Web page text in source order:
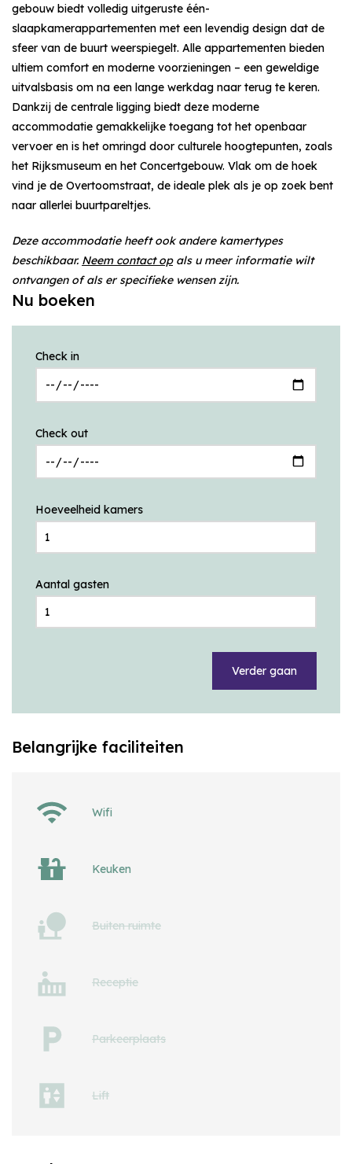
gebouw biedt volledig uitgeruste één-
slaapkamerappartementen met een levendig design dat de
sfeer van de buurt weerspiegelt. Alle appartementen bieden
ultiem comfort en moderne voorzieningen – een geweldige
uitvalsbasis om na een lange werkdag naar terug te keren.
Dankzij de centrale ligging biedt deze moderne
accommodatie gemakkelijke toegang tot het openbaar
vervoer en is het omringd door culturele hoogtepunten, zoals
het Rijksmuseum en het Concertgebouw. Vlak om de hoek
vind je de Overtoomstraat, de ideale plek als je op zoek bent
naar allerlei buurtpareltjes.
Deze accommodatie heeft ook andere kamertypes
beschikbaar. Neem contact opals u meer informatie wilt
ontvangen of als er specifieke wensen zijn.
Nu boeken
Check in
Check out
Hoeveelheid kamers
Aantal gasten
Verder gaan
Belangrijke faciliteiten
Wifi
Keuken
Buiten ruimte
Receptie
Parkeerplaats
Lift